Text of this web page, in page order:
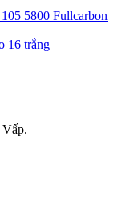
5800 Fullcarbon
16 trắng
Vấp.